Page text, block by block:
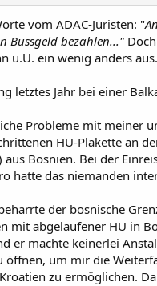
vom ADAC-Juristen: "
Bussgeld bezahlen..."
u.U. ein wenig anders aus.
letztes Jahr bei einer
Probleme mit meiner
HU-Plakette an
aus Bosnien. Bei der
hatte das niemanden
der bosnische
mit abgelaufener HU in
er machte keinerlei
öffnen, um mir die
zu ermöglichen.